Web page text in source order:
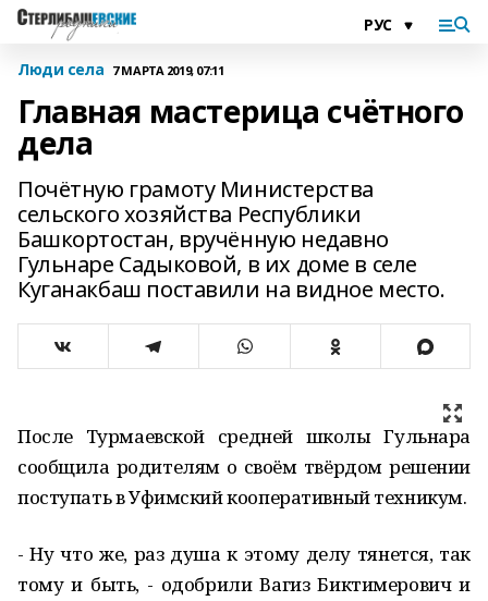
Люди села 7 МАРТА 2019, 07:11
Главная мастерица счётного
дела
Почётную грамоту Министерства
сельского хозяйства Республики
Башкортостан, вручённую недавно
Гульнаре Садыковой, в их доме в селе
Куганакбаш поставили на видное место.
После Турмаевской средней школы Гульнара
сообщила родителям о своём твёрдом решении
поступать в Уфимский кооперативный техникум.
- Ну что же, раз душа к этому делу тянется, так
тому и быть, - одобрили Вагиз Биктимерович и